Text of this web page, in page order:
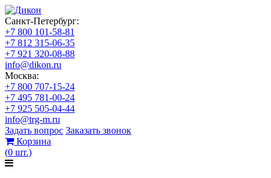
Санкт-Петербург:
+7 800 101-58-81
+7 812 315-06-35
+7 921 320-08-88
info@dikon.ru
Москва:
+7 800 707-15-24
+7 495 781-00-24
+7 925 505-04-44
info@trg-m.ru
Задать вопрос Заказать звонок
Корзина
(0 шт.)